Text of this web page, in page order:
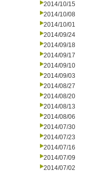
2014/10/15
2014/10/08
2014/10/01
2014/09/24
2014/09/18
2014/09/17
2014/09/10
2014/09/03
2014/08/27
2014/08/20
2014/08/13
2014/08/06
2014/07/30
2014/07/23
2014/07/16
2014/07/09
2014/07/02